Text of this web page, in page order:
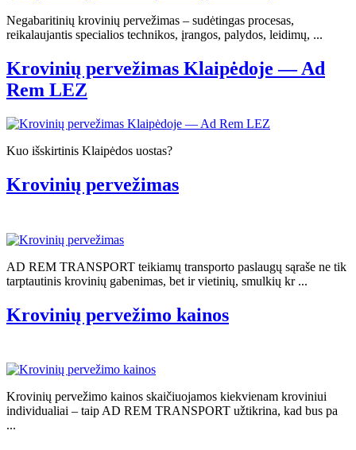
Negabaritinių krovinių pervežimas – sudėtingas procesas,
reikalaujantis specialios technikos, įrangos, palydos, leidimų, ...
Krovinių pervežimas Klaipėdoje — Ad
Rem LEZ
Kuo išskirtinis Klaipėdos uostas?
Krovinių pervežimas
AD REM TRANSPORT teikiamų transporto paslaugų sąraše ne tik
tarptautinis krovinių gabenimas, bet ir vietinių, smulkių kr ...
Krovinių pervežimo kainos
Krovinių pervežimo kainos skaičiuojamos kiekvienam kroviniui
individualiai – taip AD REM TRANSPORT užtikrina, kad bus pa
...